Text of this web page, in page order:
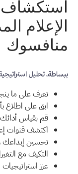
استكشاف
الإعلام
منافسوك
ببساطة، تحليل
تعرف على ما
ابق على اطلاع
قم بقياس
اكتشف قنوات
تحسين إبداعك
التكيف مع
عزز